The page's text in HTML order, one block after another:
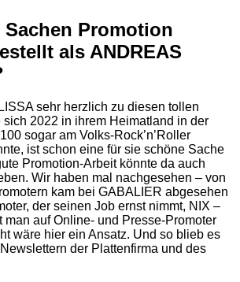
Sachen Promotion
als ANDREAS
sehr herzlich zu diesen tollen
sich 2022 in ihrem Heimatland in der
sogar am Volks-Rock’n’Roller
ist schon eine für sie schöne Sache
Promotion-Arbeit könnte da auch
Wir haben mal nachgesehen – von
kam bei GABALIER abgesehen
der seinen Job ernst nimmt, NIX –
man auf Online- und Presse-Promoter
wäre hier ein Ansatz. Und so blieb es
der Plattenfirma und des